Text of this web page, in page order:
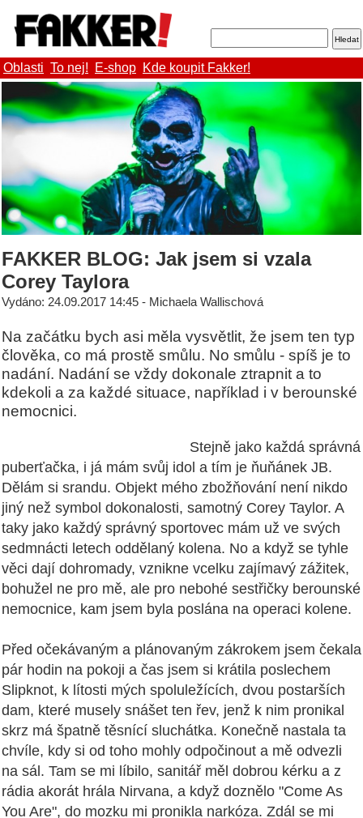
Oblasti To nej! E-shop Kde koupit Fakker!
FAKKER BLOG: Jak jsem si vzala
Corey Taylora
Vydáno: 24.09.2017 14:45 - Michaela Wallischová
Na začátku bych asi měla vysvětlit, že jsem ten typ
člověka, co má prostě smůlu. No smůlu - spíš je to
nadání. Nadání se vždy dokonale ztrapnit a to
kdekoli a za každé situace, například i v berounské
nemocnici.
Stejně jako každá správná
puberťačka, i já mám svůj idol a tím je ňuňánek JB.
Dělám si srandu. Objekt mého zbožňování není nikdo
jiný než symbol dokonalosti, samotný Corey Taylor. A
taky jako každý správný sportovec mám už ve svých
sedmnácti letech oddělaný kolena. No a když se tyhle
věci dají dohromady, vznikne vcelku zajímavý zážitek,
bohužel ne pro mě, ale pro nebohé sestřičky berounské
nemocnice, kam jsem byla poslána na operaci kolene.
Před očekávaným a plánovaným zákrokem jsem čekala
pár hodin na pokoji a čas jsem si krátila poslechem
Slipknot, k lítosti mých spoluležících, dvou postarších
dam, které musely snášet ten řev, jenž k nim pronikal
skrz má špatně těsnící sluchátka. Konečně nastala ta
chvíle, kdy si od toho mohly odpočinout a mě odvezli
na sál. Tam se mi líbilo, sanitář měl dobrou kérku a z
rádia akorát hrála Nirvana, a když doznělo "Come As
You Are", do mozku mi pronikla narkóza. Zdál se mi